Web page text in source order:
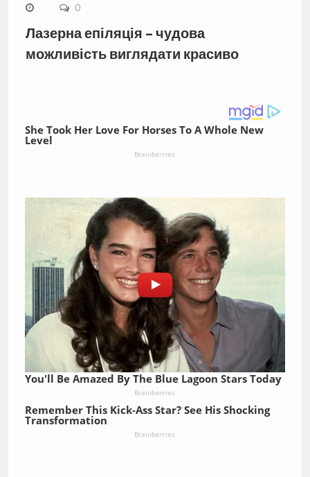
0
Лазерна епіляція – чудова
можливість виглядати красиво
She Took Her Love For Horses To A Whole New
Level
Brainberries
You'll Be Amazed By The Blue Lagoon Stars Today
Brainberries
Remember This Kick-Ass Star? See His Shocking
Transformation
Brainberries